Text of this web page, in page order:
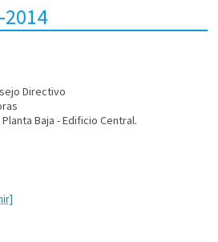
Directivo
Baja - Edificio Central.